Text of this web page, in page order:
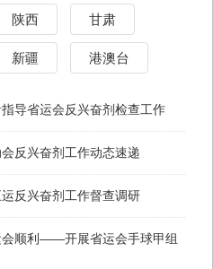
陕西 甘肃
新疆 港澳台
导省运会反兴奋剂检查工作
反兴奋剂工作动态速递
反兴奋剂工作督查调研
会顺利——开展省运会手球甲组